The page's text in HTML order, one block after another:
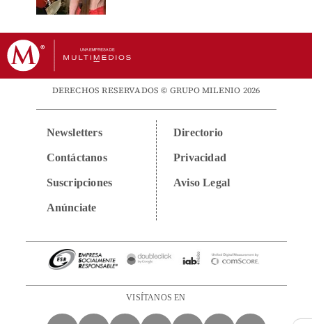
DERECHOS RESERVADOS © GRUPO MILENIO 2026
Newsletters
Contáctanos
Suscripciones
Anúnciate
Directorio
Privacidad
Aviso Legal
VISÍTANOS EN